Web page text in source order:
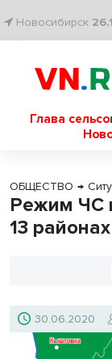
Новосибирск
Глава
ОБЩЕСТВО →
Режим ЧС
13
30.06.2020